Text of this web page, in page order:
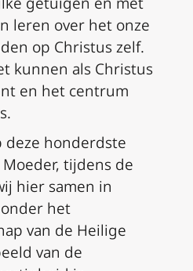
leren over het onze
op Christus zelf.
kunnen als Christus
en het centrum
deze honderdste
tijdens de
hier samen in
het
van de Heilige
van de